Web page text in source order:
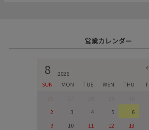
営業カレンダー
8 2026
SUN MON TUE WEN THU
2
3 4 5 6
9
10 11 12 13